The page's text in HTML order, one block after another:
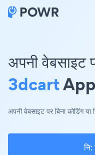
अपनी
3dcartApp
अपनी वेबसाइट पर बिना कोडिंग